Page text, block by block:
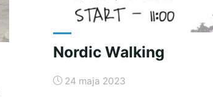
Nordic Walking
24 maja 2023